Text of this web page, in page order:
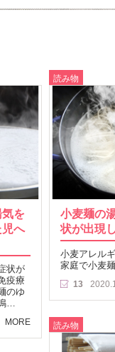
を
へ
状が
疫療
のゆ
…
MORE
読み物
小麦麺の
状が出現
小麦アレル
家庭で小麦
13
読み物